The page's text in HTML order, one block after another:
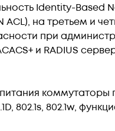
Identity-Based
на третьем и
при
и RADIUS
802.1s, 802.1w,